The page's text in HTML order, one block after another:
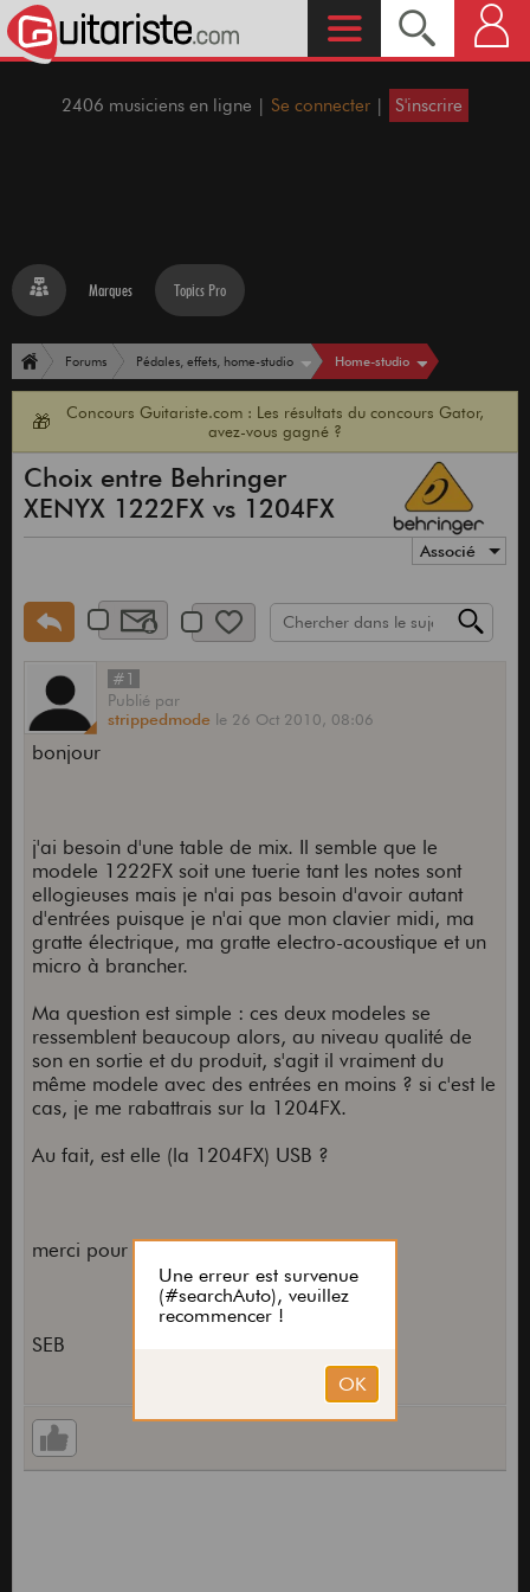
2406 musiciens en ligne | Se connecter | S'inscrire
Marques Topics Pro
Forums Pédales, effets, home-studio Home-studio
🎁
Concours Guitariste.com : Les résultats du concours Gator,
avez-vous gagné ?
Choix entre Behringer
XENYX 1222FX vs 1204FX
Associé
#1
Publié par
strippedmode le 26 Oct 2010, 08:06
bonjour
j'ai besoin d'une table de mix. Il semble que le
modele 1222FX soit une tuerie tant les notes sont
ellogieuses mais je n'ai pas besoin d'avoir autant
d'entrées puisque je n'ai que mon clavier midi, ma
gratte électrique, ma gratte electro-acoustique et un
micro à brancher.
Ma question est simple : ces deux modeles se
ressemblent beaucoup alors, au niveau qualité de
son en sortie et du produit, s'agit il vraiment du
même modele avec des entrées en moins ? si c'est le
cas, je me rabattrais sur la 1204FX.
Au fait, est elle (la 1204FX) USB ?
merci pour vos réponses !
SEB